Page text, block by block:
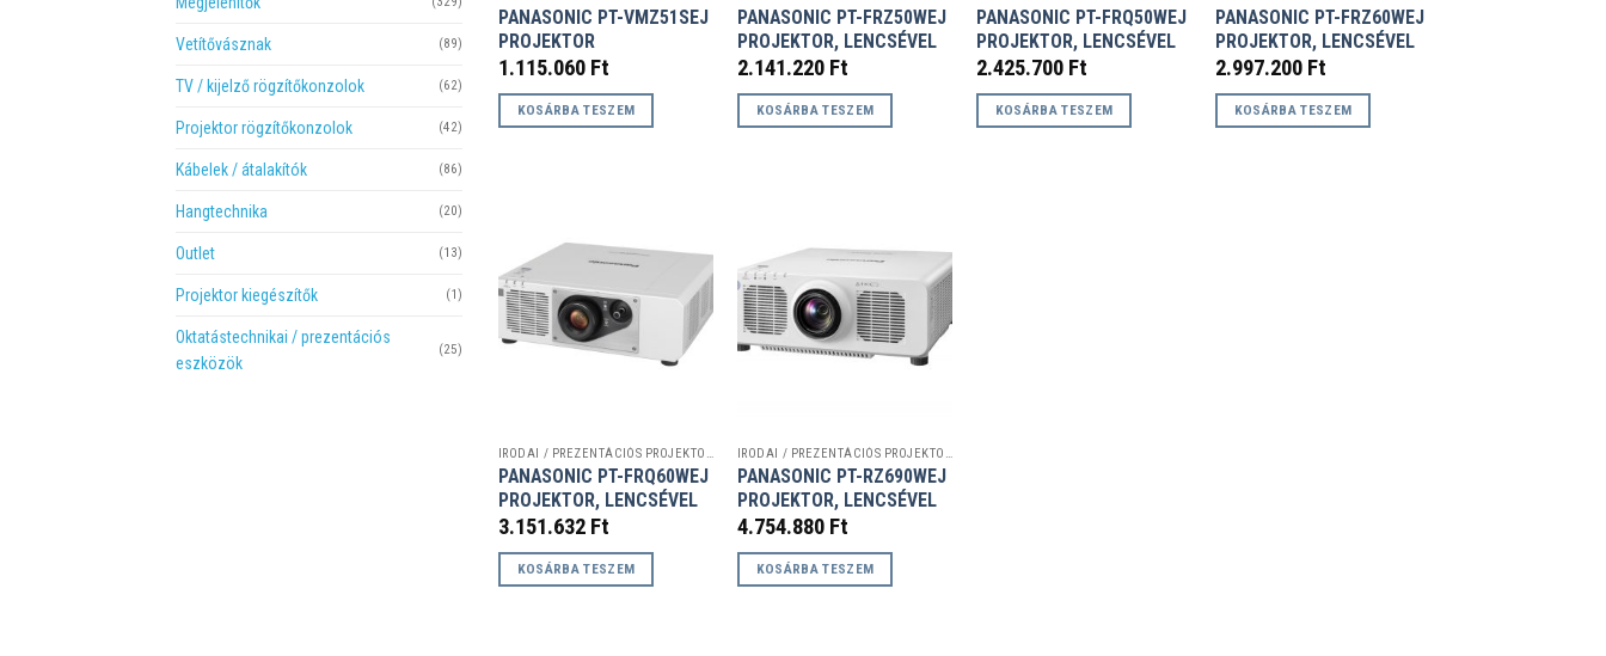
Vetítővásznak (89)
TV / kijelző rögzítőkonzolok (62)
Projektor rögzítőkonzolok (42)
Kábelek / átalakítók (86)
Hangtechnika (20)
Outlet (13)
Projektor kiegészítők (1)
Oktatástechnikai / prezentációs
eszközök
(25)
PANASONIC PT-VMZ51SEJ
PROJEKTOR
1.115.060 Ft
KOSÁRBA TESZEM
PANASONIC PT-FRZ50WEJ
PROJEKTOR, LENCSÉVEL
2.141.220 Ft
KOSÁRBA TESZEM
PANASONIC PT-FRQ50WEJ
PROJEKTOR, LENCSÉVEL
2.425.700 Ft
KOSÁRBA TESZEM
PANASONIC PT-FRZ60WEJ
PROJEKTOR, LENCSÉVEL
2.997.200 Ft
KOSÁRBA TESZEM
IRODAI / PREZENTÁCIÓS PROJEKTOROK
PANASONIC PT-FRQ60WEJ
PROJEKTOR, LENCSÉVEL
3.151.632 Ft
KOSÁRBA TESZEM
IRODAI / PREZENTÁCIÓS PROJEKTOROK
PANASONIC PT-RZ690WEJ
PROJEKTOR, LENCSÉVEL
4.754.880 Ft
KOSÁRBA TESZEM